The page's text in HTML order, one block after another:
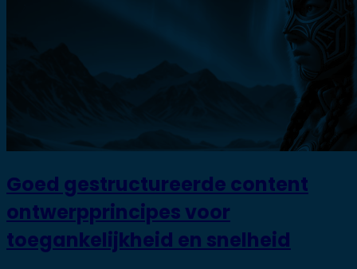
Goed gestructureerde content
ontwerpprincipes voor
toegankelijkheid en snelheid